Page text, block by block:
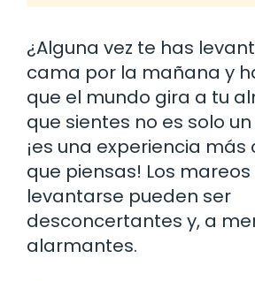
¿Alguna vez te has
cama por la mañana y
que el mundo gira a tu
que sientes no es solo
¡es una experiencia más
que piensas! Los mareos
levantarse pueden ser
desconcertantes y, a
alarmantes.